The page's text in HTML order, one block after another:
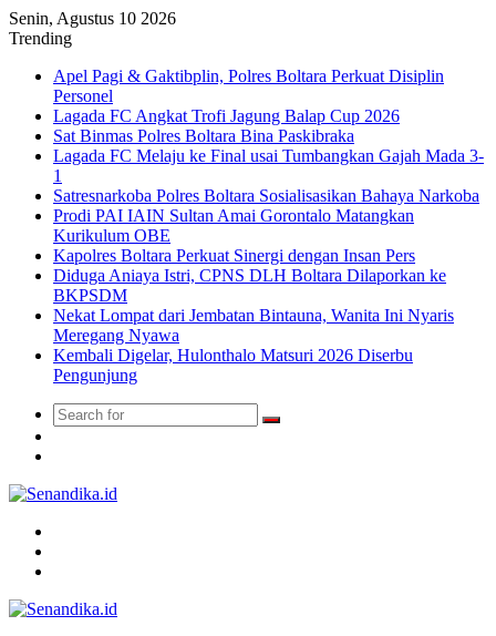
Senin, Agustus 10 2026
Trending
Apel Pagi & Gaktibplin, Polres Boltara Perkuat Disiplin
Personel
Lagada FC Angkat Trofi Jagung Balap Cup 2026
Sat Binmas Polres Boltara Bina Paskibraka
Lagada FC Melaju ke Final usai Tumbangkan Gajah Mada 3-
1
Satresnarkoba Polres Boltara Sosialisasikan Bahaya Narkoba
Prodi PAI IAIN Sultan Amai Gorontalo Matangkan
Kurikulum OBE
Kapolres Boltara Perkuat Sinergi dengan Insan Pers
Diduga Aniaya Istri, CPNS DLH Boltara Dilaporkan ke
BKPSDM
Nekat Lompat dari Jembatan Bintauna, Wanita Ini Nyaris
Meregang Nyawa
Kembali Digelar, Hulonthalo Matsuri 2026 Diserbu
Pengunjung
Search